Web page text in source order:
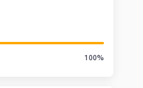
100%